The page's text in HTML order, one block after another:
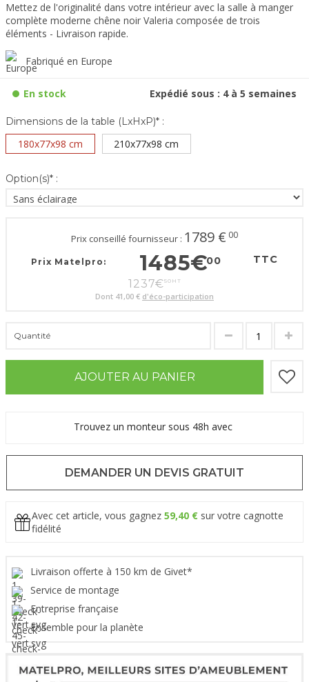
Mettez de l'originalité dans votre intérieur avec la salle à manger
complète moderne chêne noir Valeria composée de trois
éléments - Livraison rapide.
Fabriqué en Europe
En stock Expédié sous : 4 à 5 semaines
Dimensions de la table (LxHxP)* :
180x77x98 cm 210x77x98 cm
Option(s)* :
Prix conseillé fournisseur : 1789 € 00
Prix Matelpro: 1485€00 TTC
1237€50 HT
Dont 41,00 € d'éco-participation
Quantité
AJOUTER AU PANIER
Trouvez un monteur sous 48h avec
DEMANDER UN DEVIS GRATUIT
Avec cet article, vous gagnez 59,40 € sur votre cagnotte
fidélité
Livraison offerte à 150 km de Givet*
Service de montage
Entreprise française
Ensemble pour la planète